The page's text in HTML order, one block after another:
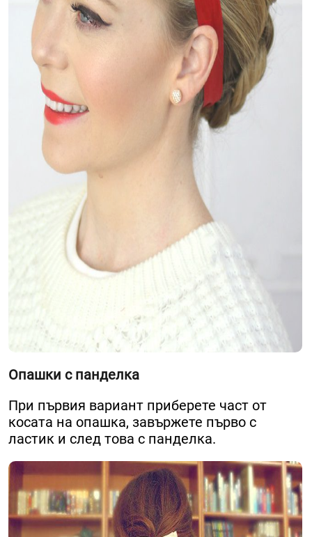
Опашки с панделка
При първия вариант приберете част от
косата на опашка, завържете първо с
ластик и след това с панделка.